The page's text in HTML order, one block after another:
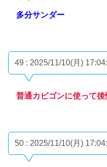
多分サンダー
49 : 2025/11/10(月)
普通カビゴンに使って
50 : 2025/11/10(月)